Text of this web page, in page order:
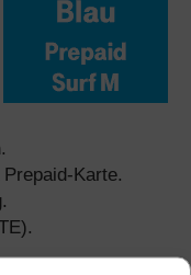
.
Karte.